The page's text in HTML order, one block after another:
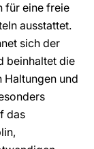
für eine freie
ausstattet.
sich der
beinhaltet die
Haltungen und
das